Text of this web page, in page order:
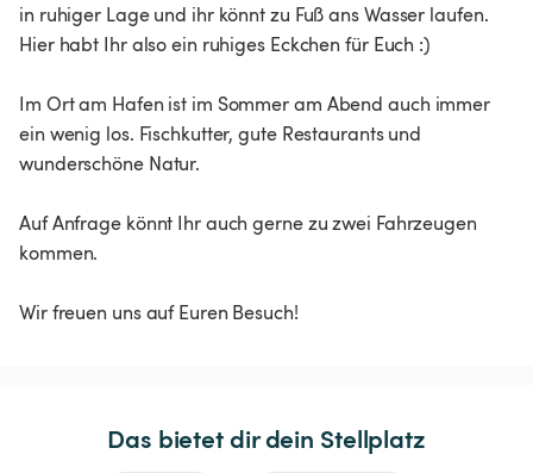
in ruhiger Lage und ihr könnt zu Fuß ans Wasser laufen.
Hier habt Ihr also ein ruhiges Eckchen für Euch :)
Im Ort am Hafen ist im Sommer am Abend auch immer
ein wenig los. Fischkutter, gute Restaurants und
wunderschöne Natur.
Auf Anfrage könnt Ihr auch gerne zu zwei Fahrzeugen
kommen.
Wir freuen uns auf Euren Besuch!
Das bietet dir dein Stellplatz